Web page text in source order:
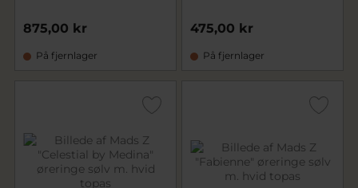
875,00 kr
På fjernlager
475,00 kr
På fjernlager